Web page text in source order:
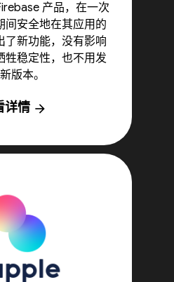
产品，在一次
间安全地在其应用的
了新功能，没有影响
牲稳定性，也不用发
版本。
详情 arrow_forward